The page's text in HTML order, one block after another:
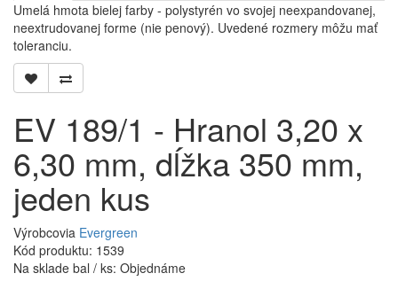
Umelá hmota bielej farby - polystyrén vo svojej neexpandovanej,
neextrudovanej forme (nie penový). Uvedené rozmery môžu mať
toleranciu.
EV 189/1 - Hranol 3,20 x
6,30 mm, dĺžka 350 mm,
jeden kus
Výrobcovia Evergreen
Kód produktu: 1539
Na sklade bal / ks: Objednáme